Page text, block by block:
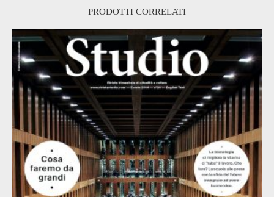
PRODOTTI CORRELATI